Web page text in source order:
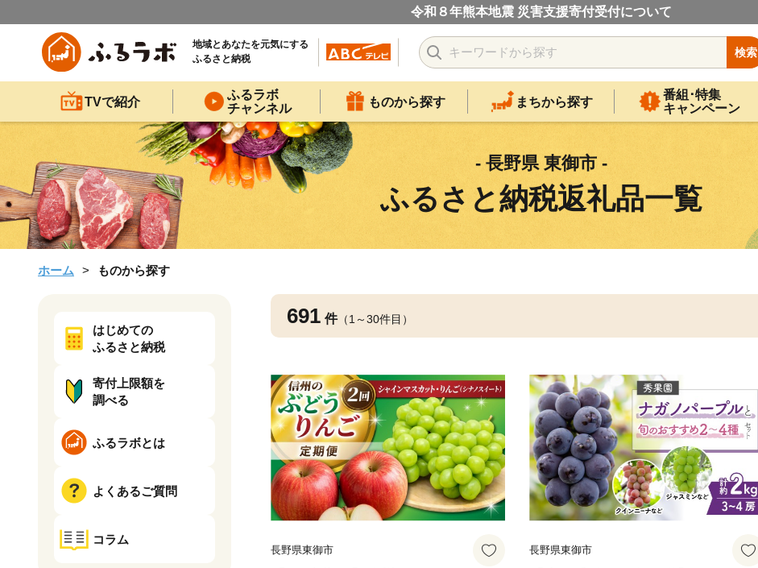
令和８年熊本地震 災害支援寄付受付について
地域とあなたを元気にする
ふるさと納税
検索
TVで紹介
ふるラボ
チャンネル
ものから探す まちから探す
番組･特集
キャンペーン
- 長野県 東御市 -
ふるさと納税返礼品一覧
ホーム ものから探す
691 件（1～30件目）
長野県東御市 長野県東御市
はじめての
ふるさと納税
寄付上限額を
調べる
ふるラボとは
よくあるご質問
コラム